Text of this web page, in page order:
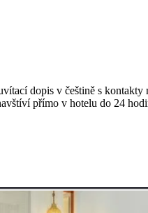
dopis v češtině s kontakty
přímo v hotelu do 24